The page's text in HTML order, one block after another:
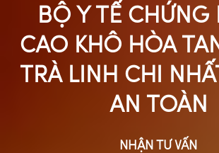
BỘ Y TẾ CHỨNG
CAO KHÔ HÒA
TRÀ LINH CHI
AN TOÀN
NHẬN TƯ VẤN